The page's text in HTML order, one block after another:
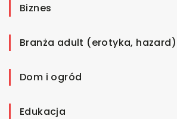
Biznes
Branża adult (erotyka, hazard)
Dom i ogród
Edukacja